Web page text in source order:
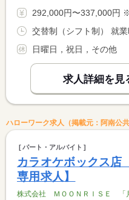
292,000円〜337,000円 ※フルタイム求人の場合は月
日曜日，祝日，その他
求人詳細を見
ハローワーク求人（掲載元：阿南公共
パート・アルバイト
カラオケボックス
専用求人】
株式会社 ＭＯＯＮＲＩＳＥ 「